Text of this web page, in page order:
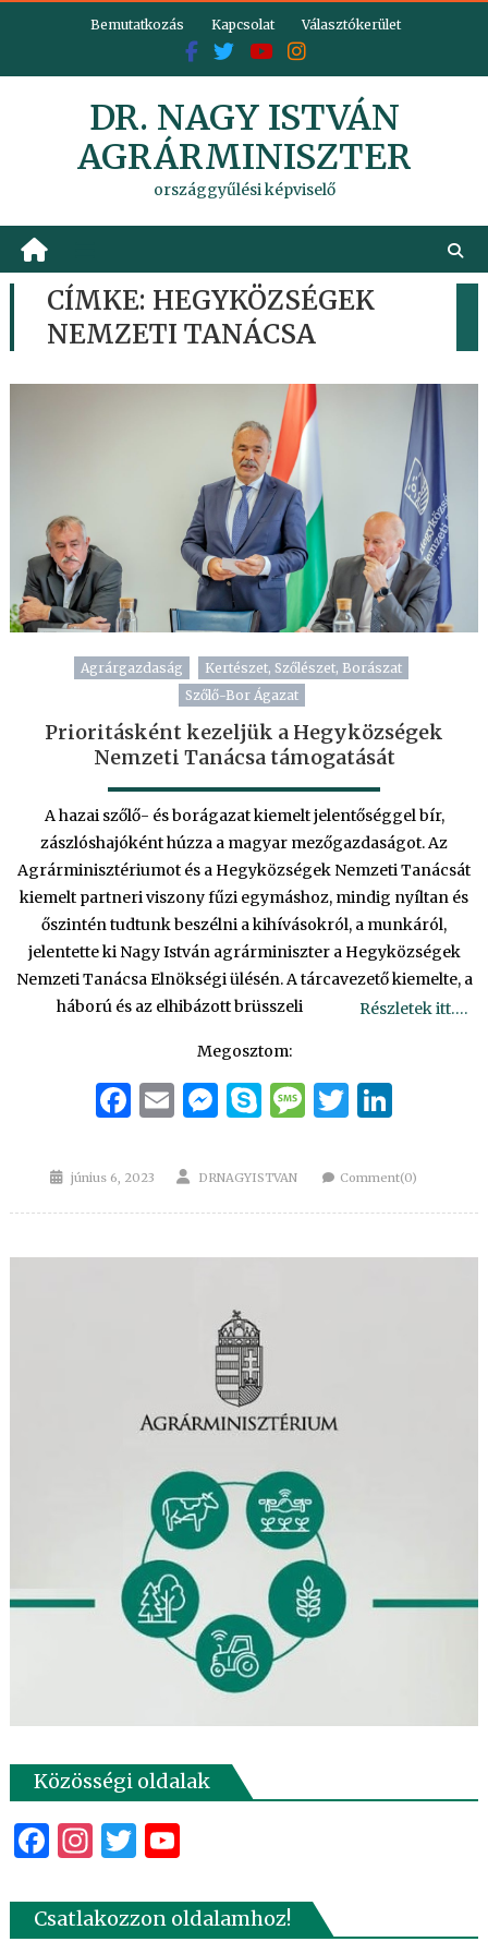
Bemutatkozás Kapcsolat Választókerület
DR. NAGY ISTVÁN
AGRÁRMINISZTER
országgyűlési képviselő
CÍMKE: HEGYKÖZSÉGEK
NEMZETI TANÁCSA
Agrárgazdaság
Kertészet, Szőlészet, Borászat
Szőlő-Bor Ágazat
Prioritásként kezeljük a Hegyközségek
Nemzeti Tanácsa támogatását
A hazai szőlő- és borágazat kiemelt jelentőséggel bír,
zászlóshajóként húzza a magyar mezőgazdaságot. Az
Agrárminisztériumot és a Hegyközségek Nemzeti Tanácsát
kiemelt partneri viszony fűzi egymáshoz, mindig nyíltan és
őszintén tudtunk beszélni a kihívásokról, a munkáról,
jelentette ki Nagy István agrárminiszter a Hegyközségek
Nemzeti Tanácsa Elnökségi ülésén. A tárcavezető kiemelte, a
háború és az elhibázott brüsszeli
Részletek itt….
Megosztom:
Facebook
EmailMessenger
Skype
Message
Twitter
Posted
június 6, 2023 Author
DRNAGYISTVAN Comment(0)
Közösségi oldalak
Facebook
Instagram
Twitter
YouTube
Csatlakozzon oldalamhoz!